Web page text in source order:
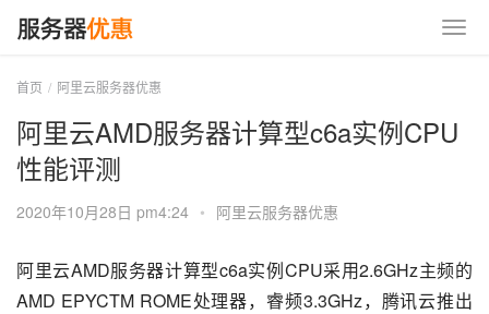
首页 阿里云服务器优惠
阿里云AMD服务器计算型c6a实例CPU
性能评测
2020年10月28日 pm4:24 • 阿里云服务器优惠
阿里云AMD服务器计算型c6a实例CPU采用2.6GHz主频的
AMD EPYCTM ROME处理器，睿频3.3GHz，腾讯云推出